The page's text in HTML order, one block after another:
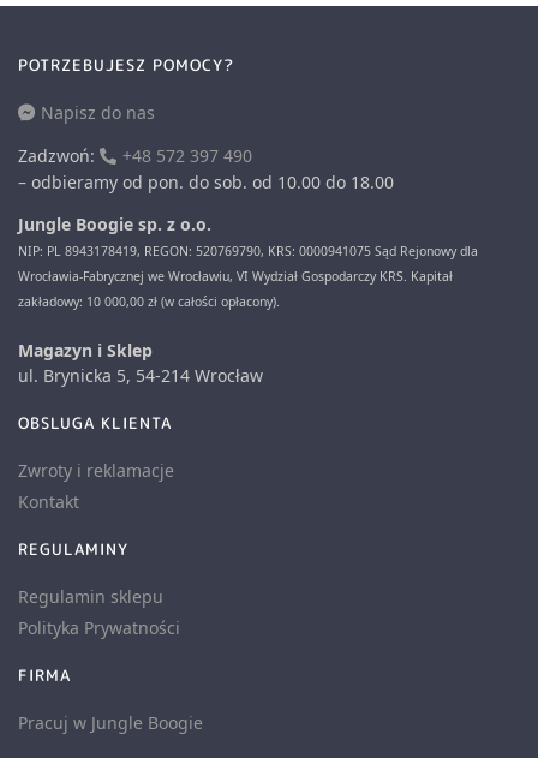
POTRZEBUJESZ POMOCY?
Napisz do nas
Zadzwoń:
+48 572 397 490
– odbieramy od pon. do sob. od 10.00 do 18.00
Jungle Boogie sp. z o.o.
NIP: PL 8943178419, REGON: 520769790, KRS: 0000941075 Sąd Rejonowy dla
Wrocławia-Fabrycznej we Wrocławiu, VI Wydział Gospodarczy KRS. Kapitał
zakładowy: 10 000,00 zł (w całości opłacony).
Magazyn i Sklep
ul. Brynicka 5, 54-214 Wrocław
OBSLUGA KLIENTA
Zwroty i reklamacje
Kontakt
REGULAMINY
Regulamin sklepu
Polityka Prywatności
FIRMA
Pracuj w Jungle Boogie